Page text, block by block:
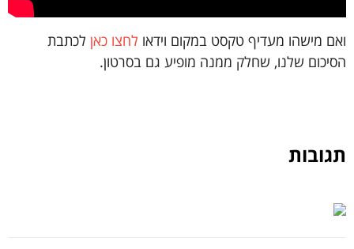
ואם מישהו מעדיף טקסט במקום וידאו לחצו כאן לכתבת
הסיכום שלנו, שחלק ממנה מופיע גם בסרטון.
תגובות